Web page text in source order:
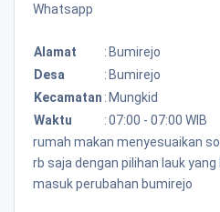
Whatsapp
Alamat : Bumirejo
Desa
: Bumirejo
Kecamatan : Mungkid
Waktu
:07:00 - 07:00 WIB
rumah makan menyesuaikan
rb saja dengan pilihan lauk
masuk perubahan bumirejo